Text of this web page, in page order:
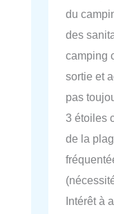
du
des
camping
sortie et
pas
3 étoiles
de la
Intérêt à